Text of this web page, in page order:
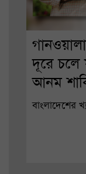
দূরে চলে
আনম
বাংলাদেশের